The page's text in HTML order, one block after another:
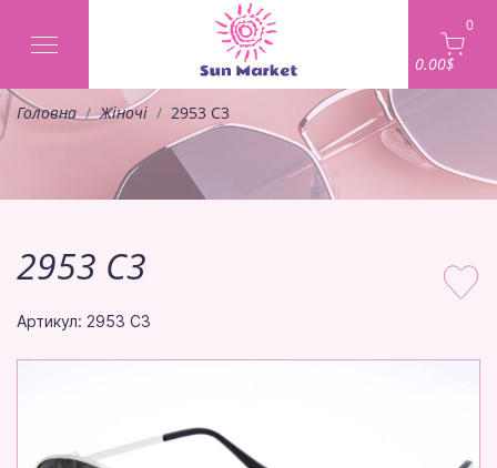
0
0.00$
Головна Жіночі 2953 C3
2953 C3
Артикул: 2953 C3